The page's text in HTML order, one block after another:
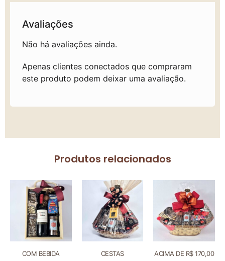
Avaliações
Não há avaliações ainda.
Apenas clientes conectados que compraram
este produto podem deixar uma avaliação.
Produtos relacionados
COM BEBIDA CESTAS ACIMA DE R$ 170,00